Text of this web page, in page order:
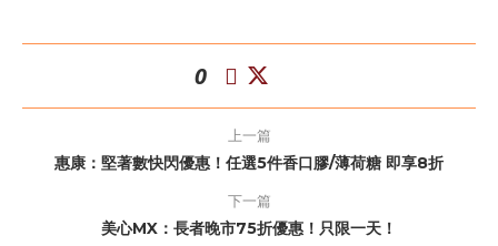
0
上一篇
惠康：堅著數快閃優惠！任選5件香口膠/薄荷糖 即享8折
下一篇
美心MX：長者晚市75折優惠！只限一天！